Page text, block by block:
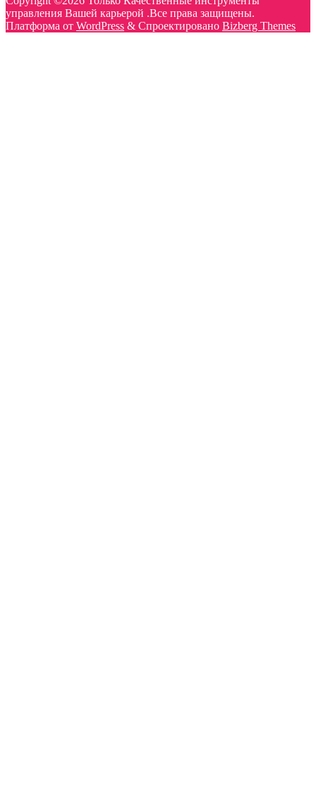
управления Вашей карьерой .Все права защищены.
Платформа от WordPress & Спроектировано Bizberg Themes